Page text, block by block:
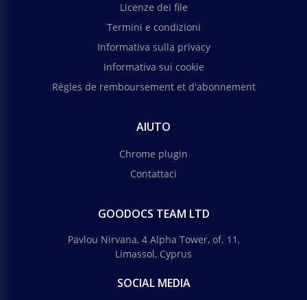
Licenze dei file
Termini e condizioni
Informativa sulla privacy
Informativa sui cookie
Règles de remboursement et d'abonnement
AIUTO
Chrome plugin
Contattaci
GOODOCS TEAM LTD
Pavlou Nirvana, 4 Alpha Tower, of. 11,
Limassol, Cyprus
SOCIAL MEDIA